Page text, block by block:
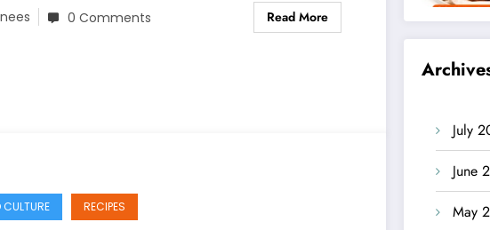
0 Comments Read More
CULTURE RECIPES
July
June
May